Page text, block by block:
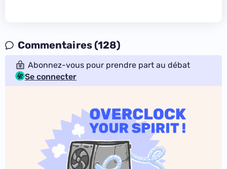
Commentaires (128)
Abonnez-vous pour prendre part au débat
Se connecter